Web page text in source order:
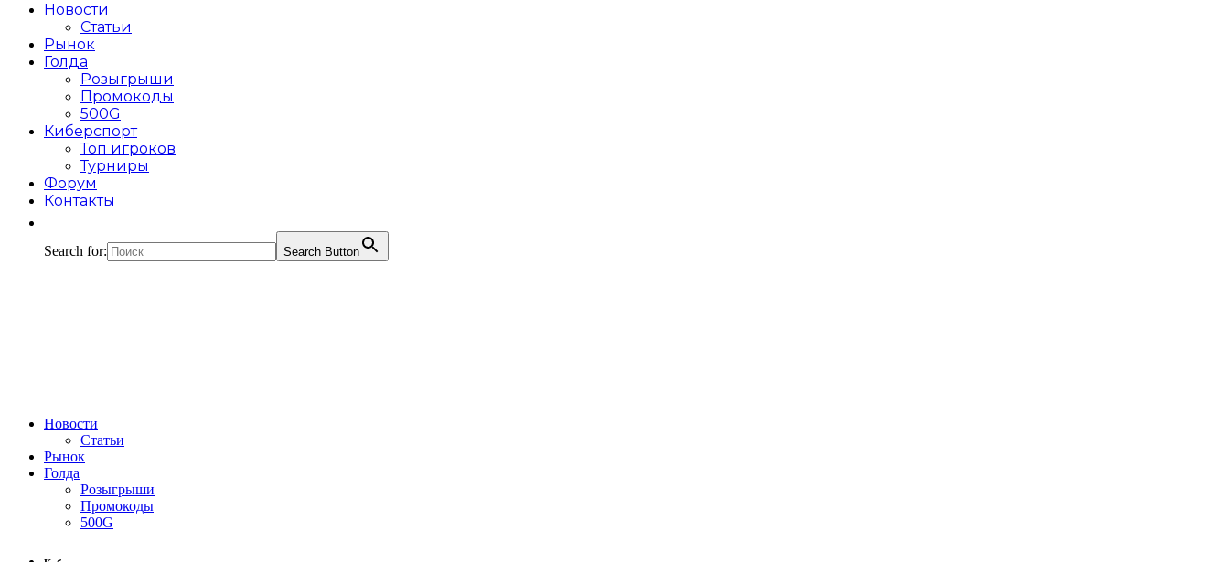
Новости
Статьи
Рынок
Голда
Розыгрыши
Промокоды
500G
Киберспорт
Топ игроков
Турниры
Форум
Контакты
Search for: Search Button
Новости
Статьи
Рынок
Голда
Розыгрыши
Промокоды
500G